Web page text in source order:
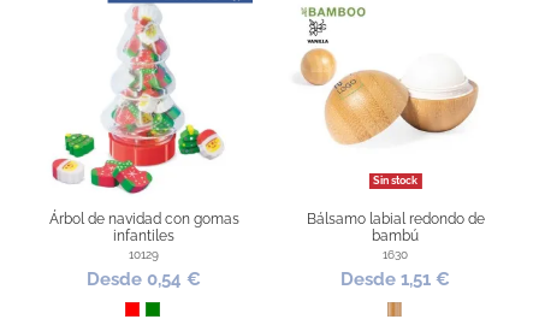
Árbol de navidad con gomas
infantiles
10129
Desde 0,54 €
RojoVerde
Sin stock
Bálsamo labial redondo de
bambú
1630
Desde 1,51 €
Bambú